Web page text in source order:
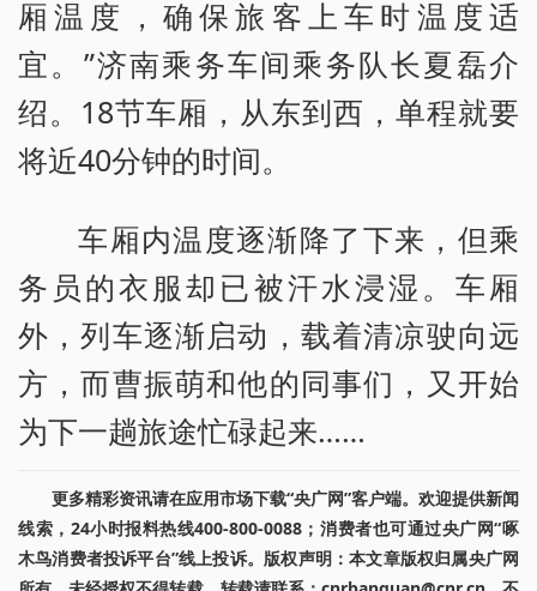
厢温度，确保旅客上车时温度适
宜。”济南乘务车间乘务队长夏磊介
绍。18节车厢，从东到西，单程就要
将近40分钟的时间。
车厢内温度逐渐降了下来，但乘
务员的衣服却已被汗水浸湿。车厢
外，列车逐渐启动，载着清凉驶向远
方，而曹振萌和他的同事们，又开始
为下一趟旅途忙碌起来……
更多精彩资讯请在应用市场下载“央广网”客户端。欢迎提供新闻
线索，24小时报料热线400-800-0088；消费者也可通过央广网“啄
木鸟消费者投诉平台”线上投诉。版权声明：本文章版权归属央广网